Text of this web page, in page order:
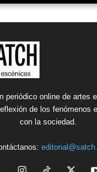
periódico online de artes
de los fenómenos
con la sociedad.